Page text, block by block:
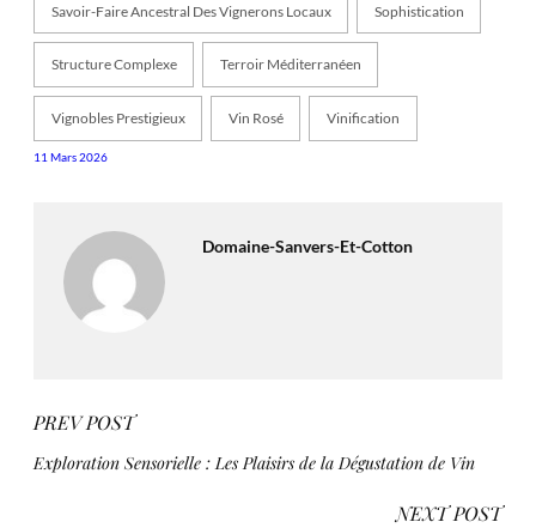
Savoir-Faire Ancestral Des Vignerons Locaux Sophistication
Structure Complexe Terroir Méditerranéen
Vignobles Prestigieux Vin Rosé Vinification
11 Mars 2026
Domaine-Sanvers-Et-Cotton
PREV POST
Exploration Sensorielle : Les Plaisirs de la Dégustation de Vin
NEXT POST